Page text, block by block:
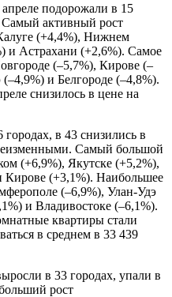
подорожали в 15
Самый активный рост
(+4,4%), Нижнем
и Астрахани (+2,6%). Самое
(–5,7%), Кирове (–
и Белгороде (–4,8%).
снизилось в цене на
в 43 снизились в
Самый большой
(+6,9%), Якутске (+5,2%),
Кирове (+3,1%). Наибольшее
(–6,9%), Улан-Удэ
и Владивостоке (–6,1%).
квартиры стали
в среднем в 33 439
в 33 городах, упали в
рост